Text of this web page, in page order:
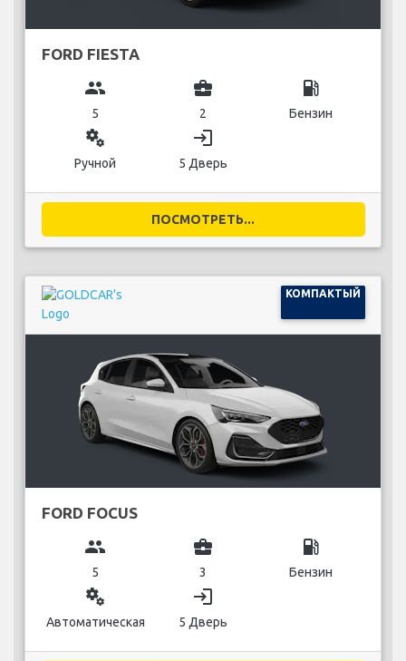
FORD FIESTA
group
5
business_center
2
local_gas_station
Бензин
miscellaneous_services
Ручной
login
5 Дверь
ПОСМОТРЕТЬ...
КОМПАКТЫЙ
FORD FOCUS
group
5
business_center
3
local_gas_station
Бензин
miscellaneous_services
Автоматическая
login
5 Дверь